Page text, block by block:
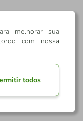
melhorar sua
com nossa
todos